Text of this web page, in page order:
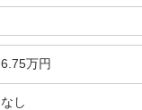
6.75万円
なし